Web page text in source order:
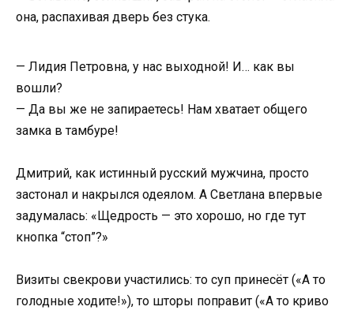
она, распахивая дверь без стука.
— Лидия Петровна, у нас выходной! И… как вы
вошли?
— Да вы же не запираетесь! Нам хватает общего
замка в тамбуре!
Дмитрий, как истинный русский мужчина, просто
застонал и накрылся одеялом. А Светлана впервые
задумалась: «Щедрость — это хорошо, но где тут
кнопка “стоп”?»
Визиты свекрови участились: то суп принесёт («А то
голодные ходите!»), то шторы поправит («А то криво